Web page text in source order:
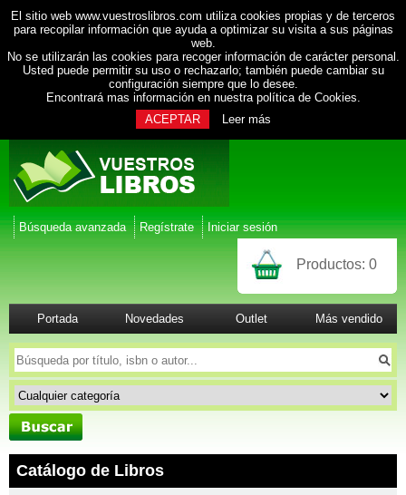
El sitio web www.vuestroslibros.com utiliza cookies propias y de terceros
para recopilar información que ayuda a optimizar su visita a sus páginas
web.
No se utilizarán las cookies para recoger información de carácter personal.
Usted puede permitir su uso o rechazarlo; también puede cambiar su
configuración siempre que lo desee.
Encontrará mas información en nuestra política de Cookies.
ACEPTAR
Leer más
Búsqueda avanzada Regístrate Iniciar sesión
Productos: 0
Portada Novedades Outlet Más vendido
Catálogo de Libros